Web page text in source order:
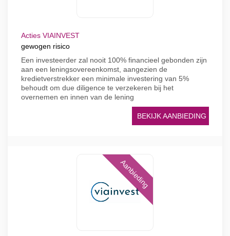
Acties VIAINVEST
gewogen risico
Een investeerder zal nooit 100% financieel gebonden zijn
aan een leningsovereenkomst, aangezien de
kredietverstrekker een minimale investering van 5%
behoudt om due diligence te verzekeren bij het
overnemen en innen van de lening
BEKIJK AANBIEDING
Aanbieding